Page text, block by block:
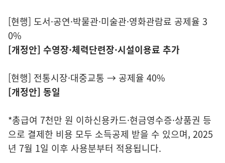
[현행] 도서·공연·박물관·미술관·영화관람료 공제율 3
0%
[개정안] 수영장·체력단련장·시설이용료 추가
[현행] 전통시장·대중교통 → 공제율 40%
[개정안] 동일
*총급여 7천만 원 이하신용카드·현금영수증·상품권 등
으로 결제한 비용 모두 소득공제 받을 수 있으며, 2025
년 7월 1일 이후 사용분부터 적용됩니다.